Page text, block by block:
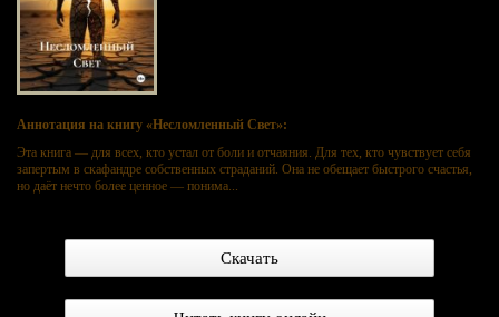
Аннотация на книгу «Несломленный Свет»:
Эта книга — для всех, кто устал от боли и отчаяния. Для тех, кто чувствует себя
запертым в скафандре собственных страданий. Она не обещает быстрого счастья,
но даёт нечто более ценное — понима...
Скачать